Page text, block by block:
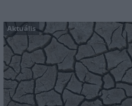
Aktuális